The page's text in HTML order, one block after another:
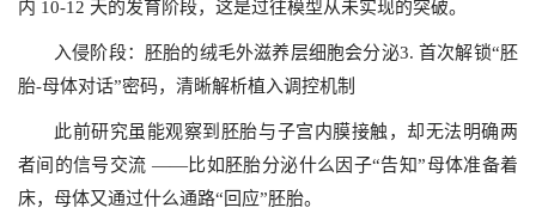
内 10-12 天的发育阶段，这是过往模型从未实现的突破。
入侵阶段：胚胎的绒毛外滋养层细胞会分泌3. 首次解锁“胚
胎-母体对话”密码，清晰解析植入调控机制
此前研究虽能观察到胚胎与子宫内膜接触，却无法明确两
者间的信号交流 ——比如胚胎分泌什么因子“告知”母体准备着
床，母体又通过什么通路“回应”胚胎。